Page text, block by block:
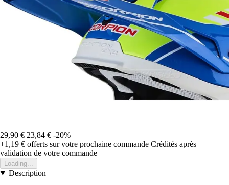
29,90 € 23,84 € -20%
+1,19 € offerts sur votre prochaine commande Crédités après
validation de votre commande
Loading...
Description